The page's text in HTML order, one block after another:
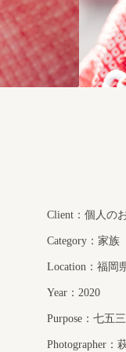
Client：個人の
Category：家族
Location：福岡
Year：2020
Purpose：七五
Photographer：